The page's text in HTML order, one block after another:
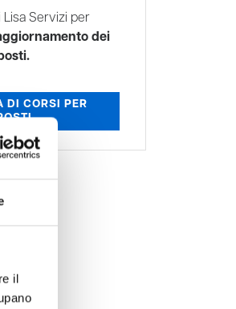
il
Lisa Servizi per
dei
DI CORSI PER